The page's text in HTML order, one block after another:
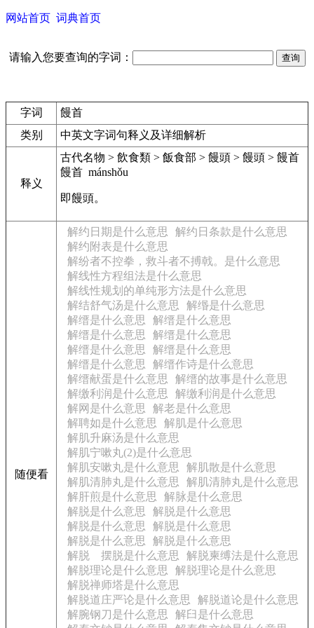
网站首页 词典首页
请输入您要查询的字词：
字词
饅首
类别
中英文字词句释义及详细解析
释义
古代名物 > 飲食類 > 飯食部 > 饅頭 > 饅頭 > 饅首
饅首 mánshǒu
即饅頭。
随便看
解约日期是什么意思
解约日条款是什么意思
解约附表是什么意思
解纷者不控拳，救斗者不搏戟。是什么意思
解线性方程组法是什么意思
解线性规划的单纯形方法是什么意思
解结舒气汤是什么意思
解缗是什么意思
解缙是什么意思
解缙是什么意思
解缙是什么意思
解缙是什么意思
解缙是什么意思
解缙是什么意思
解缙是什么意思
解缙作诗是什么意思
解缙献蛋是什么意思
解缙的故事是什么意思
解缴利润是什么意思
解缴利润是什么意思
解网是什么意思
解老是什么意思
解聘如是什么意思
解肌是什么意思
解肌升麻汤是什么意思
解肌宁嗽丸(2)是什么意思
解肌安嗽丸是什么意思
解肌散是什么意思
解肌清肺丸是什么意思
解肌清肺丸是什么意思
解肝煎是什么意思
解脉是什么意思
解脱是什么意思
解脱是什么意思
解脱是什么意思
解脱是什么意思
解脱是什么意思
解脱是什么意思
解脱 摆脱是什么意思
解脱柬缚法是什么意思
解脱理论是什么意思
解脱理论是什么意思
解脱禅师塔是什么意思
解脱道庄严论是什么意思
解脱道论是什么意思
解腕钢刀是什么意思
解臼是什么意思